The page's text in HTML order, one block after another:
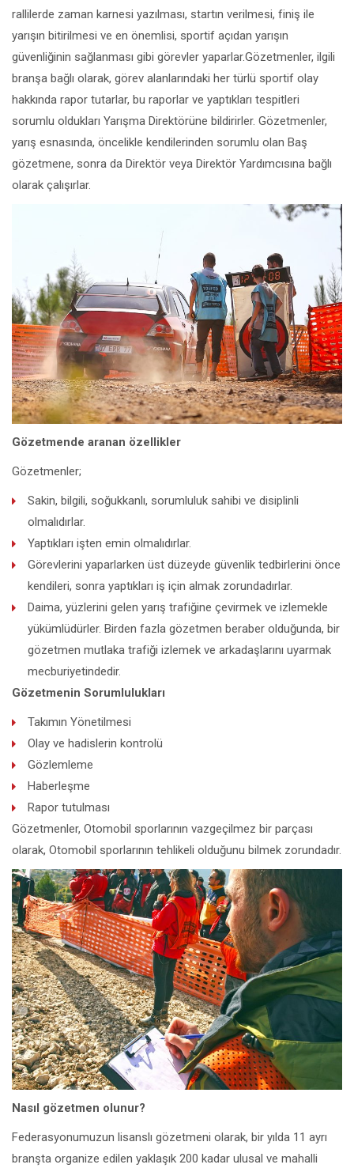
rallilerde zaman karnesi yazılması, startın verilmesi, finiş ile
yarışın bitirilmesi ve en önemlisi, sportif açıdan yarışın
güvenliğinin sağlanması gibi görevler yaparlar.Gözetmenler, ilgili
branşa bağlı olarak, görev alanlarındaki her türlü sportif olay
hakkında rapor tutarlar, bu raporlar ve yaptıkları tespitleri
sorumlu oldukları Yarışma Direktörüne bildirirler. Gözetmenler,
yarış esnasında, öncelikle kendilerinden sorumlu olan Baş
gözetmene, sonra da Direktör veya Direktör Yardımcısına bağlı
olarak çalışırlar.
Gözetmende aranan özellikler
Gözetmenler;
Sakin, bilgili, soğukkanlı, sorumluluk sahibi ve disiplinli
olmalıdırlar.
Yaptıkları işten emin olmalıdırlar.
Görevlerini yaparlarken üst düzeyde güvenlik tedbirlerini önce
kendileri, sonra yaptıkları iş için almak zorundadırlar.
Daima, yüzlerini gelen yarış trafiğine çevirmek ve izlemekle
yükümlüdürler. Birden fazla gözetmen beraber olduğunda, bir
gözetmen mutlaka trafiği izlemek ve arkadaşlarını uyarmak
mecburiyetindedir.
Gözetmenin Sorumlulukları
Takımın Yönetilmesi
Olay ve hadislerin kontrolü
Gözlemleme
Haberleşme
Rapor tutulması
Gözetmenler, Otomobil sporlarının vazgeçilmez bir parçası
olarak, Otomobil sporlarının tehlikeli olduğunu bilmek zorundadır.
Nasıl gözetmen olunur?
Federasyonumuzun lisanslı gözetmeni olarak, bir yılda 11 ayrı
branşta organize edilen yaklaşık 200 kadar ulusal ve mahalli